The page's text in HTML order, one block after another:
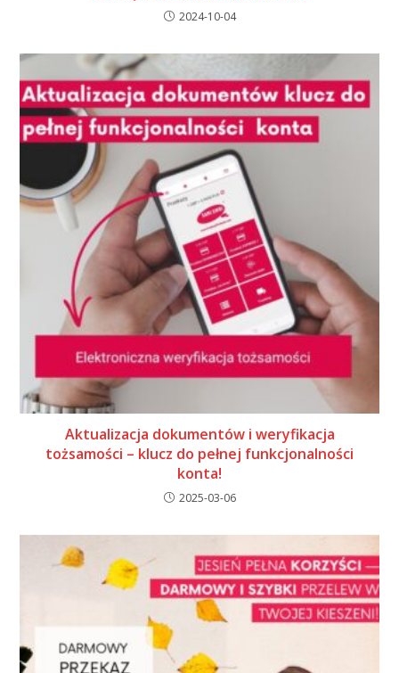
2024-10-04
Aktualizacja dokumentów i weryfikacja
tożsamości – klucz do pełnej funkcjonalności
konta!
2025-03-06